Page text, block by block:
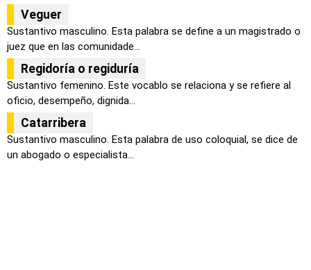
Veguer
Sustantivo masculino. Esta palabra se define a un magistrado o
juez que en las comunidade...
Regidoría o regiduría
Sustantivo femenino. Este vocablo se relaciona y se refiere al
oficio, desempeño, dignida...
Catarribera
Sustantivo masculino. Esta palabra de uso coloquial, se dice de
un abogado o especialista...